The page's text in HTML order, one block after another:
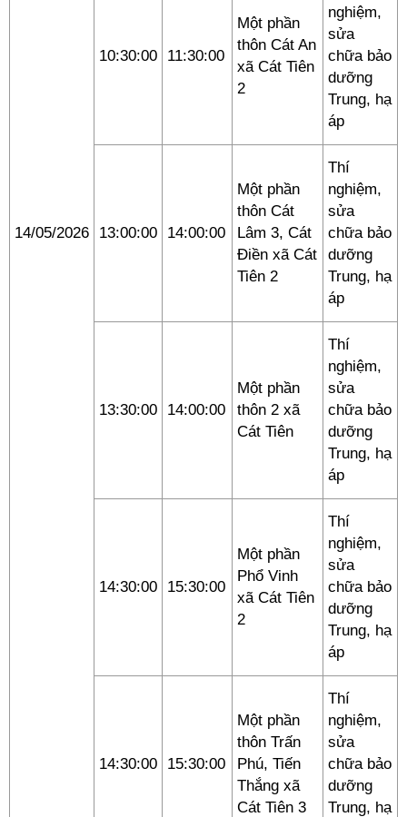
14/05/2026
10:30:00 11:30:00
Một phần
thôn Cát An
xã Cát Tiên
2
nghiệm,
sửa
chữa bảo
dưỡng
Trung, hạ
áp
13:00:00 14:00:00
Một phần
thôn Cát
Lâm 3, Cát
Điền xã Cát
Tiên 2
Thí
nghiệm,
sửa
chữa bảo
dưỡng
Trung, hạ
áp
13:30:00 14:00:00
Một phần
thôn 2 xã
Cát Tiên
Thí
nghiệm,
sửa
chữa bảo
dưỡng
Trung, hạ
áp
14:30:00 15:30:00
Một phần
Phổ Vinh
xã Cát Tiên
2
Thí
nghiệm,
sửa
chữa bảo
dưỡng
Trung, hạ
áp
14:30:00 15:30:00
Một phần
thôn Trấn
Phú, Tiến
Thắng xã
Cát Tiên 3
Thí
nghiệm,
sửa
chữa bảo
dưỡng
Trung, hạ